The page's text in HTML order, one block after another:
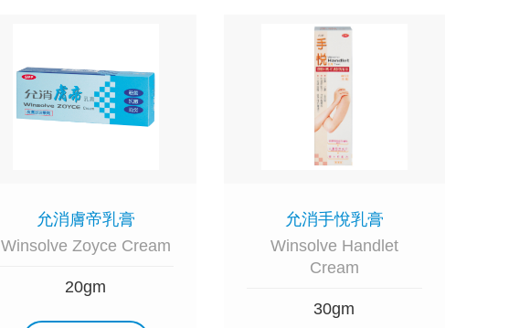
允消膚帝乳膏
Winsolve Zoyce Cream
20gm
允消手悅乳膏
Winsolve Handlet
Cream
30gm